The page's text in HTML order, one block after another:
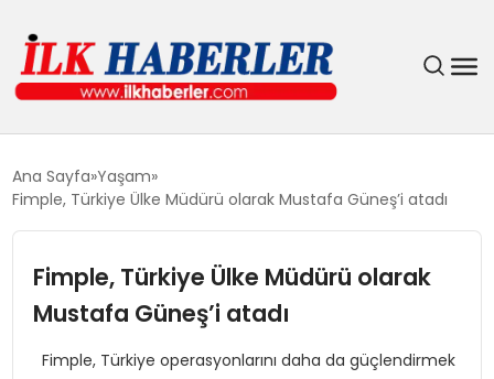
EKONOMI
Ana Sayfa Yaşam
Fimple, Türkiye Ülke Müdürü olarak Mustafa Güneş’i atadı
Fimple, Türkiye Ülke Müdürü olarak
Mustafa Güneş’i atadı
Fimple, Türkiye operasyonlarını daha da güçlendirmek